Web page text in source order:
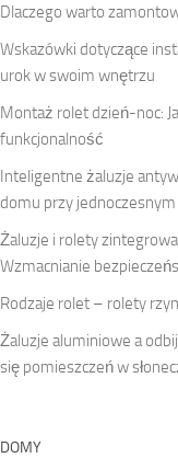
Dlaczego warto
Wskazówki dotyczące
urok w swoim wnętrzu
Montaż rolet dzień-noc:
funkcjonalność
Inteligentne żaluzje
domu przy
Żaluzje i rolety
Wzmacnianie
Rodzaje rolet – rolety
Żaluzje aluminiowe a
się pomieszczeń w
DOMY